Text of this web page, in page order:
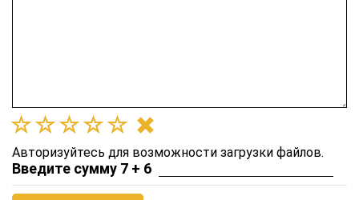
Авторизуйтесь для возможности загрузки файлов.
Введите сумму 7 + 6